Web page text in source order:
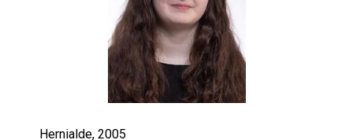
Hernialde, 2005